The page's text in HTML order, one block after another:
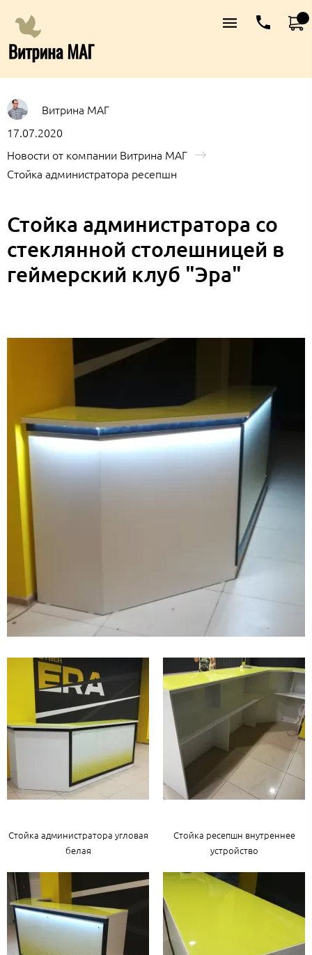
Витрина МАГ
17.07.2020
Новости от компании Витрина МАГ
Стойка администратора ресепшн
Стойка администратора со
стеклянной столешницей в
геймерский клуб "Эра"
Стойка администратора угловая
белая
Стойка ресепшн внутреннее
устройство